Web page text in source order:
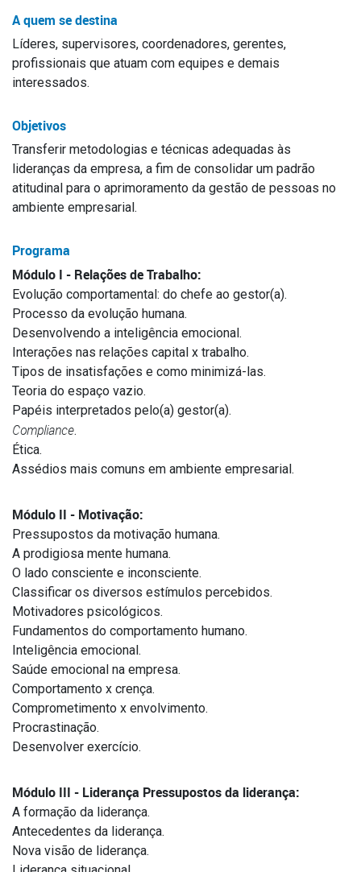
A quem se destina
Líderes, supervisores, coordenadores, gerentes,
profissionais que atuam com equipes e demais
interessados.
Objetivos
Transferir metodologias e técnicas adequadas às
lideranças da empresa, a fim de consolidar um padrão
atitudinal para o aprimoramento da gestão de pessoas no
ambiente empresarial.
Programa
Módulo I - Relações de Trabalho:
Evolução comportamental: do chefe ao gestor(a).
Processo da evolução humana.
Desenvolvendo a inteligência emocional.
Interações nas relações capital x trabalho.
Tipos de insatisfações e como minimizá-las.
Teoria do espaço vazio.
Papéis interpretados pelo(a) gestor(a).
Compliance.
Ética.
Assédios mais comuns em ambiente empresarial.
Módulo II - Motivação:
Pressupostos da motivação humana.
A prodigiosa mente humana.
O lado consciente e inconsciente.
Classificar os diversos estímulos percebidos.
Motivadores psicológicos.
Fundamentos do comportamento humano.
Inteligência emocional.
Saúde emocional na empresa.
Comportamento x crença.
Comprometimento x envolvimento.
Procrastinação.
Desenvolver exercício.
Módulo III - Liderança Pressupostos da liderança:
A formação da liderança.
Antecedentes da liderança.
Nova visão de liderança.